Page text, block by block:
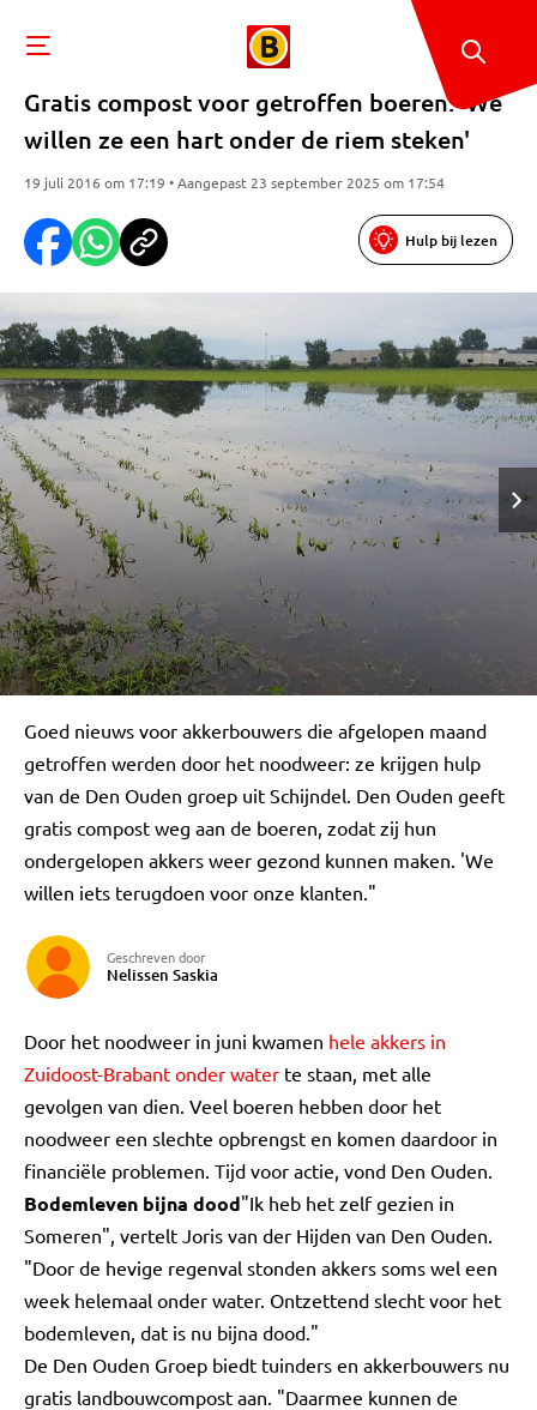
Gratis compost voor getroffen boeren: 'We
willen ze een hart onder de riem steken'
19 juli 2016 om 17:19 • Aangepast 23 september 2025 om 17:54
Hulp bij lezen
Goed nieuws voor akkerbouwers die afgelopen maand
getroffen werden door het noodweer: ze krijgen hulp
van de Den Ouden groep uit Schijndel. Den Ouden geeft
gratis compost weg aan de boeren, zodat zij hun
ondergelopen akkers weer gezond kunnen maken. 'We
willen iets terugdoen voor onze klanten."
Geschreven door
Nelissen Saskia
Door het noodweer in juni kwamen hele akkers in
Zuidoost-Brabant onder water te staan, met alle
gevolgen van dien. Veel boeren hebben door het
noodweer een slechte opbrengst en komen daardoor in
financiële problemen. Tijd voor actie, vond Den Ouden.
Bodemleven bijna dood"Ik heb het zelf gezien in
Someren", vertelt Joris van der Hijden van Den Ouden.
"Door de hevige regenval stonden akkers soms wel een
week helemaal onder water. Ontzettend slecht voor het
bodemleven, dat is nu bijna dood."
De Den Ouden Groep biedt tuinders en akkerbouwers nu
gratis landbouwcompost aan. "Daarmee kunnen de